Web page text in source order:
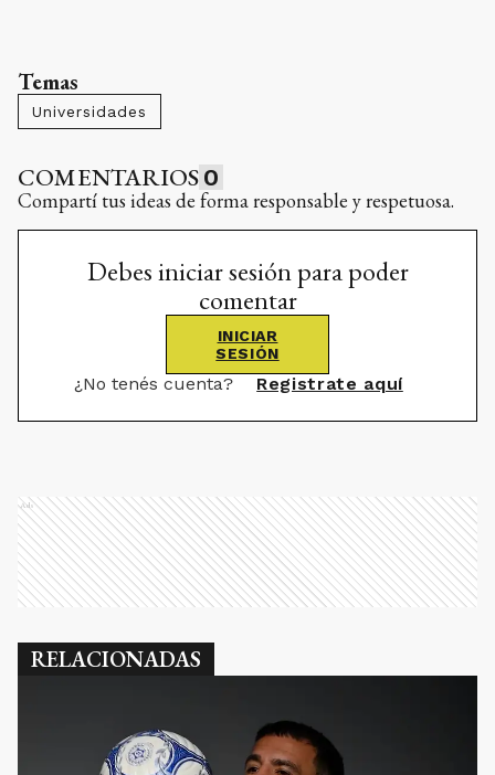
Temas
Universidades
COMENTARIOS 0
Compartí tus ideas de forma responsable y respetuosa.
Debes iniciar sesión para poder
comentar
INICIAR
SESIÓN
¿No tenés cuenta? Registrate aquí
Ads
RELACIONADAS